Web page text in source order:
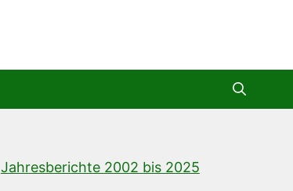
Jahresberichte 2002 bis 2025